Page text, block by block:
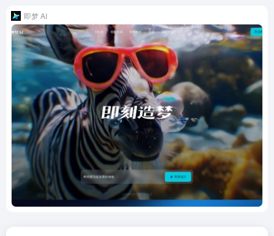
即梦 AI